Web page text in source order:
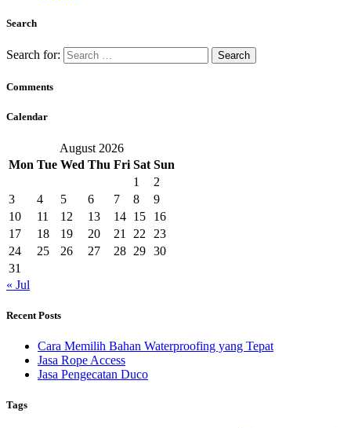
Search
Search for:
Comments
Calendar
August 2026
Mon Tue Wed Thu Fri Sat Sun
1
2
3
4 5 6 7 8
9
10
11 12 13 14 15
16
17
18 19 20 21 22
23
24
25 26 27 28 29 30
31
« Jul
Recent Posts
Cara Memilih Bahan Waterproofing yang Tepat
Jasa Rope Access
Jasa Pengecatan Duco
Tags